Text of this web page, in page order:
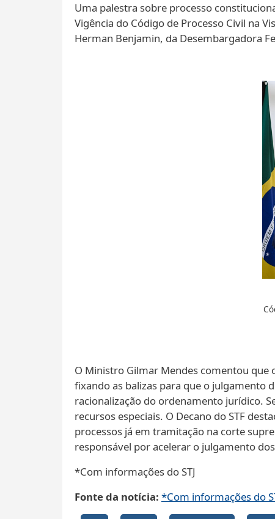
Uma palestra sobre processo
Vigência do Código de Processo Civil na
Herman Benjamin, da Desembargadora
O Ministro Gilmar Mendes comentou que
fixando as balizas para que o julgamento
racionalização do ordenamento jurídico.
recursos especiais.​​​​​​​​​ O Decano do STF
processos já em tramitação na corte
responsável por acelerar o julgamento
*Com informações do STJ
Fonte da notícia *Com informações do